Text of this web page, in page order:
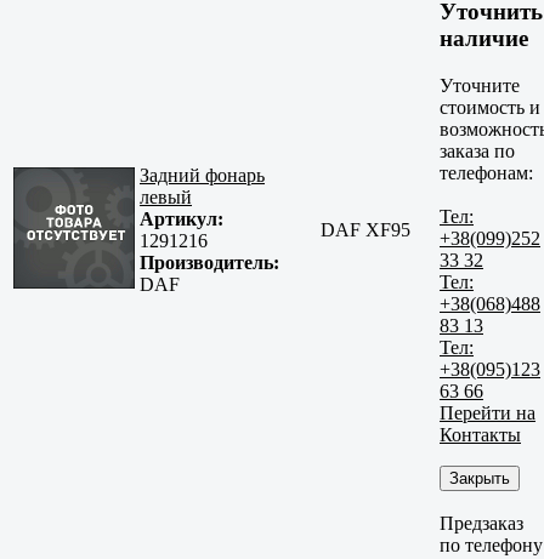
Задний фонарь
левый
Артикул:
1291216
Производитель:
DAF
DAF XF95
Уточнить
наличие
Уточните
стоимость и
заказа по
телефонам:
Тел:
+38(099)252
33 32
Тел:
+38(068)488
83 13
Тел:
+38(095)123
63 66
Перейти на
Контакты
Закрыть
Предзаказ
по телефону